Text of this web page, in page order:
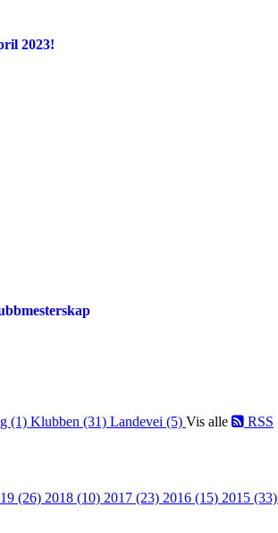
2023!
(1) Klubben (31) Landevei (5) Vis alle RSS
(26) 2018 (10) 2017 (23) 2016 (15) 2015 (33)